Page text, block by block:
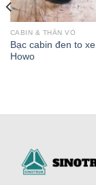
CABIN & THÂN VỎ
Bạc cabin đen to xe
Howo